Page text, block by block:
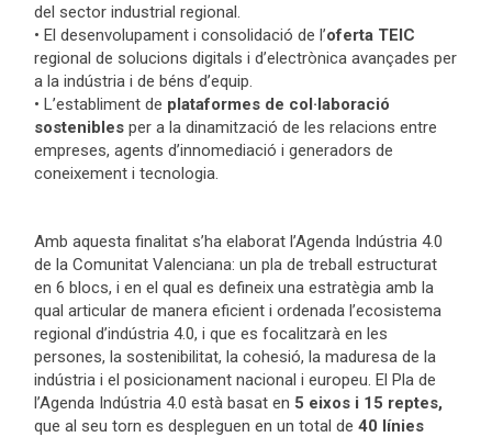
del sector industrial regional.
• El desenvolupament i consolidació de l’oferta TEIC
regional de solucions digitals i d’electrònica avançades per
a la indústria i de béns d’equip.
• L’establiment de plataformes de col·laboració
sostenibles per a la dinamització de les relacions entre
empreses, agents d’innomediació i generadors de
coneixement i tecnologia.
Amb aquesta finalitat s’ha elaborat l’Agenda Indústria 4.0
de la Comunitat Valenciana: un pla de treball estructurat
en 6 blocs, i en el qual es defineix una estratègia amb la
qual articular de manera eficient i ordenada l’ecosistema
regional d’indústria 4.0, i que es focalitzarà en les
persones, la sostenibilitat, la cohesió, la maduresa de la
indústria i el posicionament nacional i europeu. El Pla de
l’Agenda Indústria 4.0 està basat en 5 eixos i 15 reptes,
que al seu torn es despleguen en un total de 40 línies